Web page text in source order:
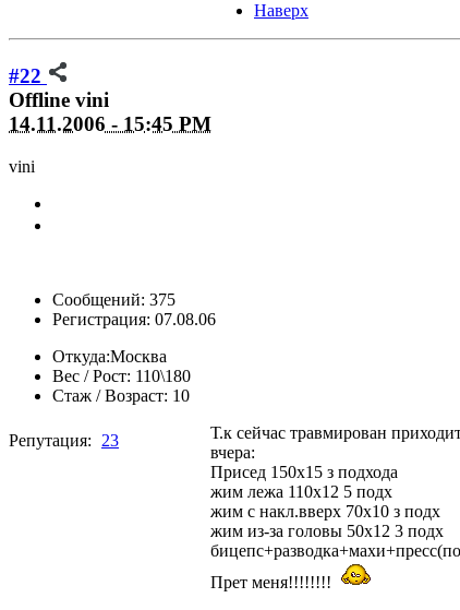
Наверх
#22
Offline vini
14.11.2006 - 15:45 PM
vini
Сообщений: 375
Регистрация: 07.08.06
Откуда:Москва
Вес / Рост: 110\180
Стаж / Возраст: 10
Репутация: 23
Т.к сейчас травмирован
вчера:
Присед 150х15 з подхода
жим лежа 110х12 5 подх
жим с накл.вверх 70х10 з подх
жим из-за головы 50х12 3 подх
Прет меня!!!!!!!!